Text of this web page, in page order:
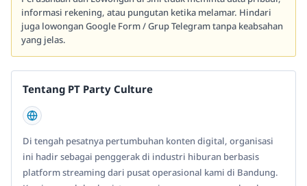
informasi rekening, atau pungutan ketika melamar. Hindari
juga lowongan Google Form / Grup Telegram tanpa keabsahan
yang jelas.
Tentang PT Party Culture
Di tengah pesatnya pertumbuhan konten digital, organisasi
ini hadir sebagai penggerak di industri hiburan berbasis
platform streaming dari pusat operasional kami di Bandung.